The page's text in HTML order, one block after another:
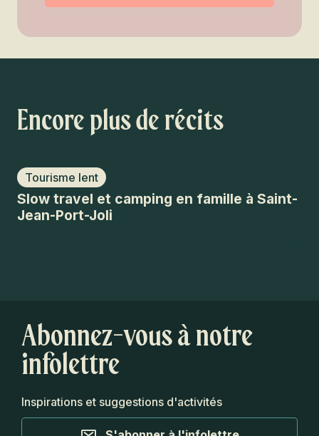
Encore plus de récits
Tourisme lent
Slow travel et camping en famille à Saint-
Jean-Port-Joli
Abonnez-vous à notre
infolettre
Inspirations et suggestions d'activités